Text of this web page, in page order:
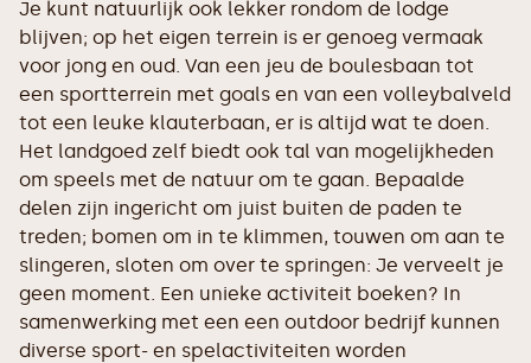
Je kunt natuurlijk ook lekker rondom de lodge
blijven; op het eigen terrein is er genoeg vermaak
voor jong en oud. Van een jeu de boulesbaan tot
een sportterrein met goals en van een volleybalveld
tot een leuke klauterbaan, er is altijd wat te doen.
Het landgoed zelf biedt ook tal van mogelijkheden
om speels met de natuur om te gaan. Bepaalde
delen zijn ingericht om juist buiten de paden te
treden; bomen om in te klimmen, touwen om aan te
slingeren, sloten om over te springen: Je verveelt je
geen moment. Een unieke activiteit boeken? In
samenwerking met een een outdoor bedrijf kunnen
diverse sport- en spelactiviteiten worden